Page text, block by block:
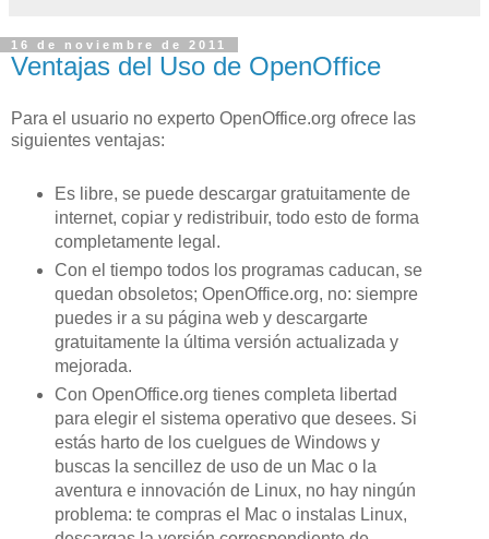
16 de noviembre de 2011
Ventajas del Uso de OpenOffice
Para el usuario no experto OpenOffice.org ofrece las
siguientes ventajas:
Es libre, se puede descargar gratuitamente de
internet, copiar y redistribuir, todo esto de forma
completamente legal.
Con el tiempo todos los programas caducan, se
quedan obsoletos; OpenOffice.org, no: siempre
puedes ir a su página web y descargarte
gratuitamente la última versión actualizada y
mejorada.
Con OpenOffice.org tienes completa libertad
para elegir el sistema operativo que desees. Si
estás harto de los cuelgues de Windows y
buscas la sencillez de uso de un Mac o la
aventura e innovación de Linux, no hay ningún
problema: te compras el Mac o instalas Linux,